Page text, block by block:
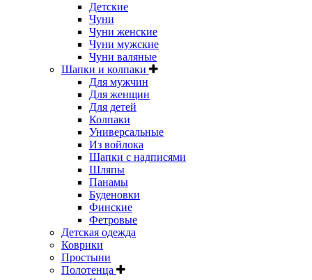
Детские
Чуни
Чуни женские
Чуни мужские
Чуни валяные
Шапки и колпаки
Для мужчин
Для женщин
Для детей
Колпаки
Универсальные
Из войлока
Шапки с надписями
Шляпы
Панамы
Буденовки
Финские
Фетровые
Детская одежда
Коврики
Простыни
Полотенца